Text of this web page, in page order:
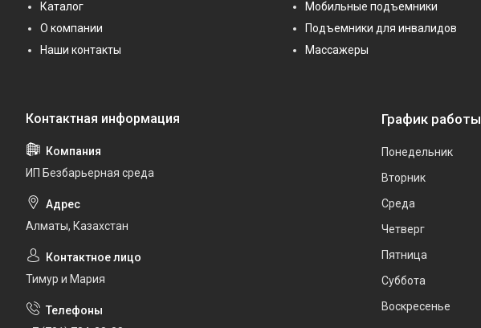
Каталог
О компании
Наши контакты
Мобильные подъемники
Подъемники для инвалидов
Массажеры
ИП Безбарьерная среда
Алматы, Казахстан
Тимур и Мария
График работы
Понедельник
Вторник
Среда
Четверг
Пятница
Суббота
Воскресенье